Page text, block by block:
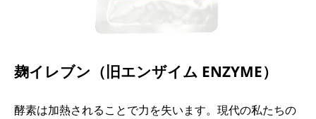
麹イレブン（旧エンザイム ENZYME）
酵素は加熱されることで力を失います。現代の私たちの